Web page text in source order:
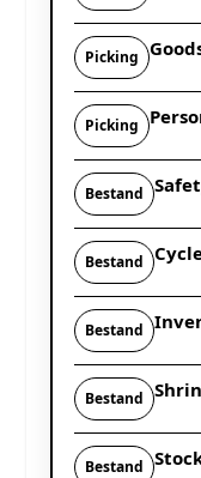
Picking
Picking
Bestand
Bestand
Bestand
Bestand
Bestand